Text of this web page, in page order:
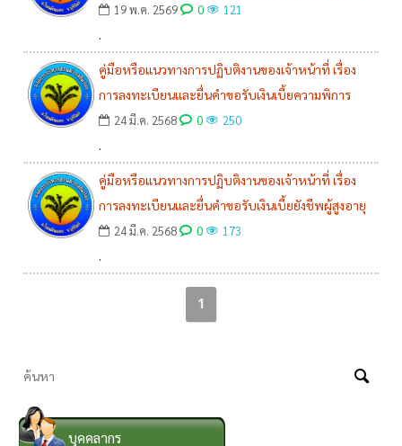
19 พ.ค. 2569 0 121
.
คู่มือหรือแนวทางการปฏิบติงานของเจ้าหน้าที่ เรื่อง
การลงทะเบียนและยื่นคำขอรับเงินเบี้ยความพิการ
24 มี.ค. 2568 0 250
.
คู่มือหรือแนวทางการปฏิบติงานของเจ้าหน้าที่ เรื่อง
การลงทะเบียนและยื่นคำขอรับเงินเบี้ยยังชีพผู้สูงอายุ
24 มี.ค. 2568 0 173
.
1
บุคคลากร